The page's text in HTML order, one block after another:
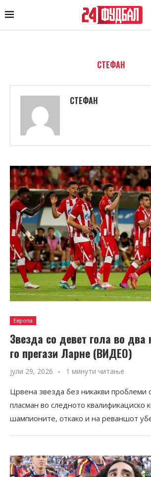
СТЕФАН
СТЕФАН
Европа
Звезда со девет гола во два
го прегази Ларне (ВИДЕО)
јули 29, 2026 1 минути читање
Црвена звезда без никакви проблеми
пласман во следното квалификациско
шампионите, откако и на реваншот